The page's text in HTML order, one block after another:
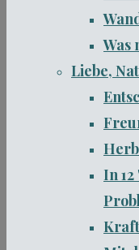
Was
Liebe,
In